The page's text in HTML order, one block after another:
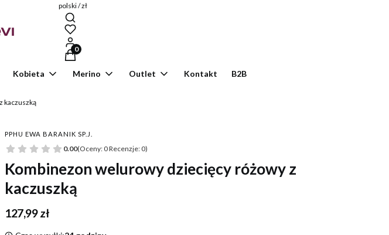
polski / zł
Produkty w koszyku: 0. Zobacz szczegóły
Kobieta Merino Outlet Kontakt B2B
kaczuszką
PPHU EWA BARANIK SP.J.
0.00(Oceny: 0 Recenzje: 0)
Kombinezon welurowy dziecięcy różowy z
kaczuszką
Cena
127,99 zł